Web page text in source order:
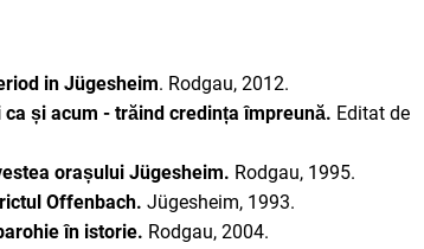
in Jügesheim. Rodgau, 2012.
și acum - trăind credința împreună. Editat de
orașului Jügesheim. Rodgau, 1995.
Offenbach.Jügesheim, 1993.
în istorie. Rodgau, 2004.